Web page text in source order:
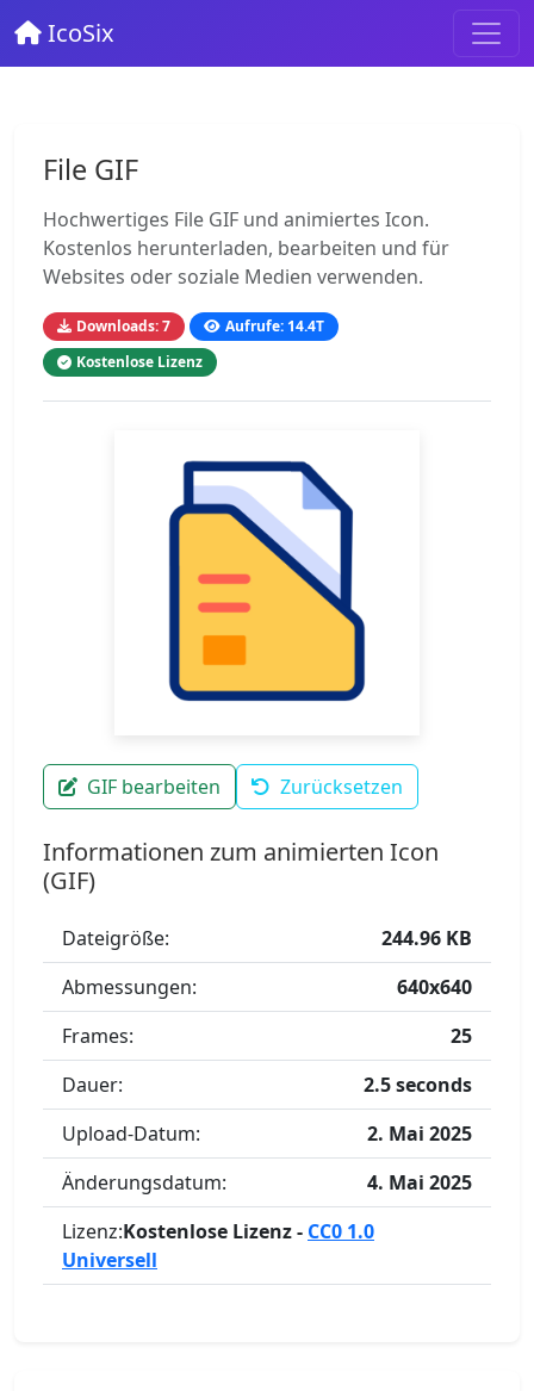
IcoSix
File GIF
Hochwertiges File GIF und animiertes Icon.
Kostenlos herunterladen, bearbeiten und für
Websites oder soziale Medien verwenden.
Downloads: 7
Aufrufe: 14.4T
Kostenlose Lizenz
GIF bearbeiten Zurücksetzen
Informationen zum animierten Icon
(GIF)
Dateigröße:
244.96 KB
Abmessungen:
640x640
Frames:
25
Dauer:
2.5 seconds
Upload-Datum:
2. Mai 2025
Änderungsdatum:
4. Mai 2025
Lizenz:Kostenlose Lizenz - CC0 1.0
Universell